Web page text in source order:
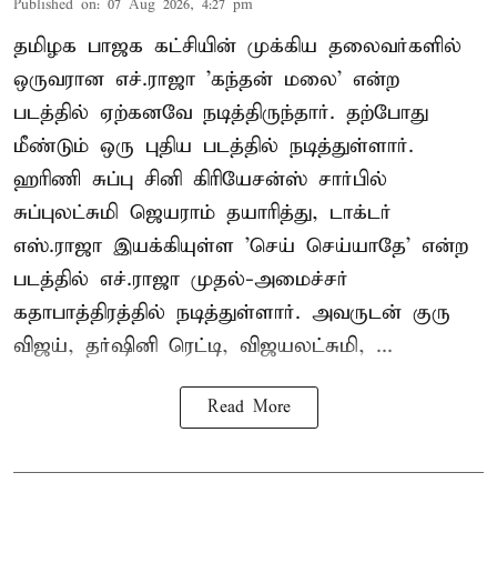
Published on: 07 Aug 2026, 4:27 pm
தமிழக பாஜக கட்சியின் முக்கிய தலைவர்களில்
ஒருவரான எச்.ராஜா 'கந்தன் மலை' என்ற
படத்தில் ஏற்கனவே நடித்திருந்தார். தற்போது
மீண்டும் ஒரு புதிய படத்தில் நடித்துள்ளார்.
ஹரிணி சுப்பு சினி கிரியேசன்ஸ் சார்பில்
சுப்புலட்சுமி ஜெயராம் தயாரித்து, டாக்டர்
எஸ்.ராஜா இயக்கியுள்ள 'செய் செய்யாதே' என்ற
படத்தில் எச்.ராஜா முதல்-அமைச்சர்
கதாபாத்திரத்தில் நடித்துள்ளார். அவருடன் குரு
விஜய், தர்ஷினி ரெட்டி, விஜயலட்சுமி, ...
Read More